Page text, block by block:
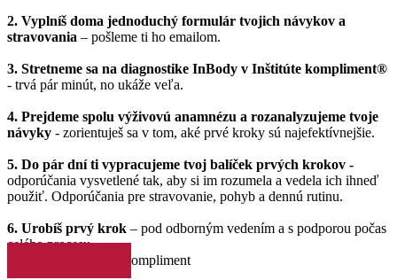
2. Vyplníš doma jednoduchý formulár tvojich návykov a
stravovania – pošleme ti ho emailom.
3. Stretneme sa na diagnostike InBody v Inštitúte kompliment®
- trvá pár minút, no ukáže veľa.
4. Prejdeme spolu výživovú anamnézu a rozanalyzujeme tvoje
návyky - zorientuješ sa v tom, aké prvé kroky sú najefektívnejšie.
5. Do pár dní ti vypracujeme tvoj balíček prvých krokov -
odporúčania vysvetlené tak, aby si im rozumela a vedela ich ihneď
použiť. Odporúčania pre stravovanie, pohyb a dennú rutinu.
6. Urobíš prvý krok – pod odborným vedením a s podporou počas
celého procesu